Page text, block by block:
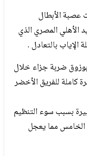
عصبة الأبطال
الأهلي المصري الذي
الإياب بالتعادل .
ضربة جزاء خلال
كاملة للفريق الأخضر
بسبب سوء التنظيم
مما يعجل